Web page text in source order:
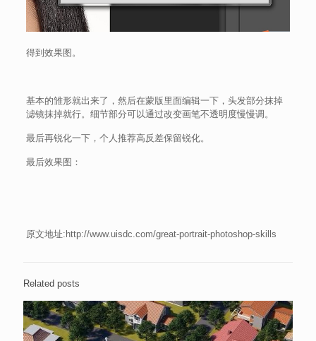
得到效果图。
基本的雏形就出来了，然后在蒙版里面编辑一下，头发部分抹掉
滤镜抹掉就行。细节部分可以通过改变画笔不透明度慢慢调。
最后再锐化一下，个人推荐高反差保留锐化。
最后效果图：
原文地址:http://www.uisdc.com/great-portrait-photoshop-skills
Related posts